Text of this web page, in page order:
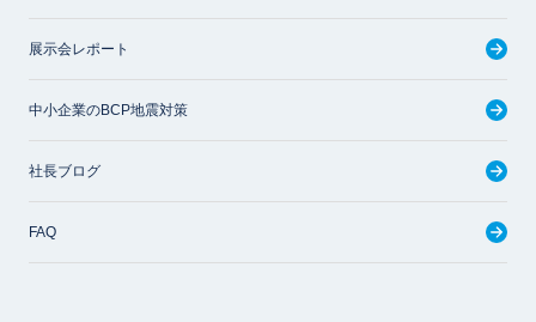
展示会レポート
中小企業のBCP地震対策
社長ブログ
FAQ